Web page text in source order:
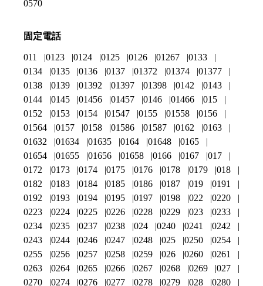
0570
固定電話
011 0123 0124 0125 0126 01267
0133
0134
0135 0136 0137 01372 01374
01377
0138
0139 01392 01397 01398 0142
0143
0144
0145 01456 01457 0146 01466
015
0152
0153 0154 01547 0155 01558
0156
01564
0157 0158 01586 01587 0162
0163
01632
01634 01635 0164 01648
0165
01654
01655 01656 01658 0166 0167
017
0172
0173 0174 0175 0176 0178 0179
018
0182
0183 0184 0185 0186 0187 019
0191
0192
0193 0194 0195 0197 0198 022
0220
0223
0224 0225 0226 0228 0229 023
0233
0234
0235 0237 0238 024 0240 0241
0242
0243
0244 0246 0247 0248 025 0250
0254
0255
0256 0257 0258 0259 026 0260
0261
0263
0264 0265 0266 0267 0268 0269
027
0270
0274 0276 0277 0278 0279 028 0280